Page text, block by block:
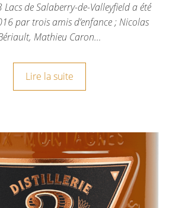
Lacs de Salaberry-de-Valleyfield a été
par trois amis d’enfance ; Nicolas
Mathieu Caron…
Lire la suite